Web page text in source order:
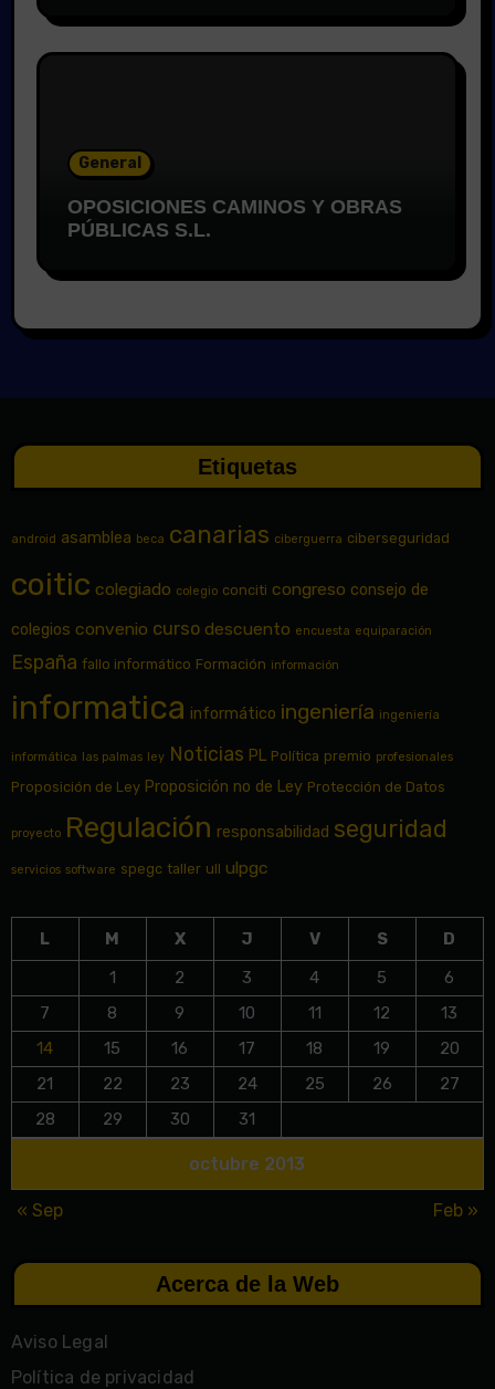
General
OPOSICIONES CAMINOS Y OBRAS
PÚBLICAS S.L.
Etiquetas
android asamblea beca canarias ciberguerra ciberseguridad
coitic colegiado colegio conciti congreso consejo de
colegios convenio curso descuento encuesta equiparación
España fallo informático Formación información
informatica informático ingeniería ingeniería
informática las palmas ley Noticias PL Política premio profesionales
Proposición de Ley Proposición no de Ley Protección de Datos
proyecto Regulación responsabilidad seguridad
servicios software spegc taller ull ulpgc
octubre 2013
L M X J V S
D
1
2 3 4 5
6
7
8 9 10 11 12
13
14
15 16 17 18 19
20
21
22 23 24 25 26
27
28
29 30 31
« Sep Feb »
Acerca de la Web
Aviso Legal
Política de privacidad